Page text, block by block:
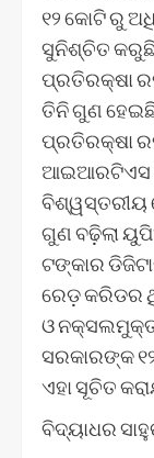
୧୨ କୋଟି ରୁ
ସୁନିଶ୍ଚିତ କରୁଛି
ପ୍ରତିରକ୍ଷା
ତିନି ଗୁଣ
ପ୍ରତିରକ୍ଷା
ଆଇଆରଟିଏସ
ବିଶ୍ୱସ୍ତରୀୟ
ଗୁଣ ବଢ଼ିଲା
ଟଙ୍କାର
ରେଡ଼ କରିଡର
ଓ ନକ୍ସଲମୁକ୍ତ
ସରକାରଙ୍କ
ଏହା ସୂଚିତ
ବିଦ୍ୟାଧର